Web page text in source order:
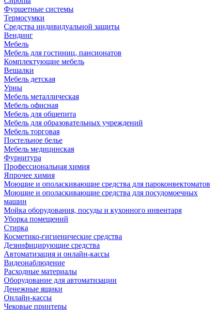
Фуршетные системы
Термосумки
Средства индивидуальной защиты
Вендинг
Мебель
Мебель для гостиниц, пансионатов
Комплектующие мебель
Вешалки
Мебель детская
Урны
Мебель металлическая
Мебель офисная
Мебель для общепита
Мебель для образовательных учреждений
Мебель торговая
Постельное белье
Мебель медицинская
Фурнитура
Профессиональная химия
Япрочее химия
Моющие и ополаскивающие средства для пароконвектоматов
Моющие и ополаскивающие средства для посудомоечных
машин
Мойка оборудования, посуды и кухонного инвентаря
Уборка помещений
Стирка
Косметико-гигиенические средства
Дезинфицирующие средства
Автоматизация и онлайн-кассы
Видеонаблюдение
Расходные материалы
Оборудование для автоматизации
Денежные ящики
Онлайн-кассы
Чековые принтеры